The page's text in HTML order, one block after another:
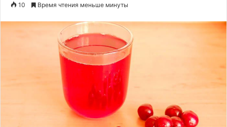
10 Время чтения меньше минуты